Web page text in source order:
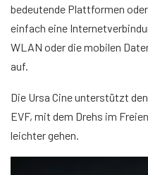
bedeutende Plattformen
einfach eine
WLAN oder die mobilen
auf.
Die Ursa Cine unterstützt
EVF, mit dem Drehs im
leichter gehen.